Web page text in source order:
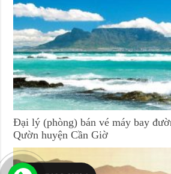
Đại lý (phòng) bán vé máy bay
Qườn huyện Cần Giờ